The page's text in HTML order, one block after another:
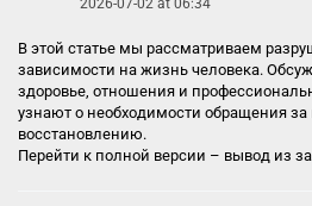
В этой статье мы рассматриваем
зависимости на жизнь человека.
здоровье, отношения и
узнают о необходимости обращения
восстановлению.
Перейти к полной версии – вывод из